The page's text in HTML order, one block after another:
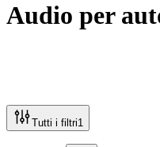
Audio per
Tutti i filtri1